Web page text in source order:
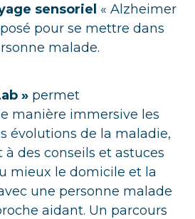
sensoriel « Alzheimer
pour se mettre dans
malade.
» permet
manière immersive les
évolutions de la maladie,
des conseils et astuces
mieux le domicile et la
une personne malade
aidant. Un parcours